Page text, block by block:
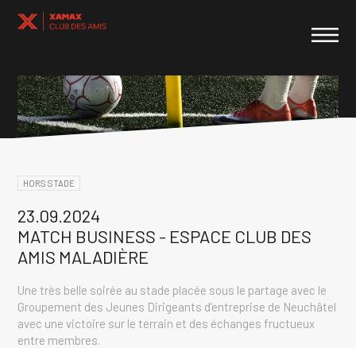
HORS STADE
23.09.2024
MATCH BUSINESS - ESPACE CLUB DES
AMIS MALADIÈRE
Une très belle soirée au stade placée sous le partage avec le
Groupement des Jeunes Dirigeants d’entreprise de Neuchâtel
avec une victoire sur le terrain et des échanges fructueux
entre membres.